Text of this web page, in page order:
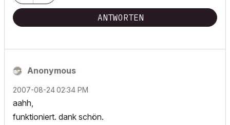
ANTWORTEN
Anonymous
‎2007-08-2402:34 PM
aahh,
funktioniert. dank schön.